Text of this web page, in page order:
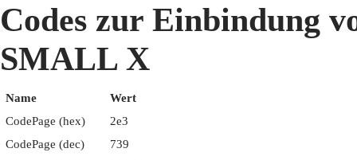
Codes zur Einbindung
SMALL X
Name
Wert
CodePage (hex)
2e3
CodePage (dec)
739